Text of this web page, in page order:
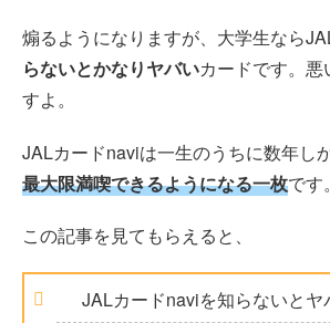
煽るようになりますが、大学生なら
らないとかなりヤバいカードです。
すよ。
JALカードnaviは一生のうちに数年し
最大限満喫できるようになる一枚です。
この記事を見てもらえると、
JALカードnaviを知らないとヤ